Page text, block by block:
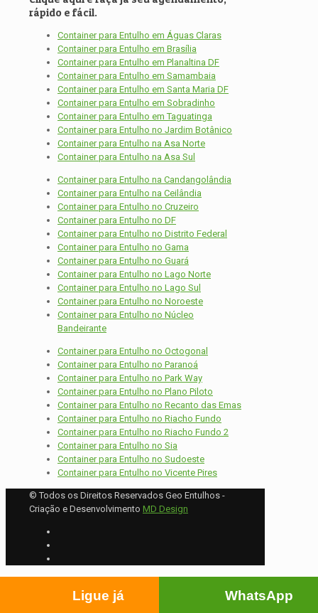
rápido e fácil.
Container para Entulho em Águas Claras
Container para Entulho em Brasília
Container para Entulho em Planaltina DF
Container para Entulho em Samambaia
Container para Entulho em Santa Maria DF
Container para Entulho em Sobradinho
Container para Entulho em Taguatinga
Container para Entulho no Jardim Botânico
Container para Entulho na Asa Norte
Container para Entulho na Asa Sul
Container para Entulho na Candangolândia
Container para Entulho na Ceilândia
Container para Entulho no Cruzeiro
Container para Entulho no DF
Container para Entulho no Distrito Federal
Container para Entulho no Gama
Container para Entulho no Guará
Container para Entulho no Lago Norte
Container para Entulho no Lago Sul
Container para Entulho no Noroeste
Container para Entulho no Núcleo
Bandeirante
Container para Entulho no Octogonal
Container para Entulho no Paranoá
Container para Entulho no Park Way
Container para Entulho no Plano Piloto
Container para Entulho no Recanto das Emas
Container para Entulho no Riacho Fundo
Container para Entulho no Riacho Fundo 2
Container para Entulho no Sia
Container para Entulho no Sudoeste
Container para Entulho no Vicente Pires
© Todos os Direitos Reservados Geo Entulhos -
Criação e Desenvolvimento MD Design
Ligue já WhatsApp